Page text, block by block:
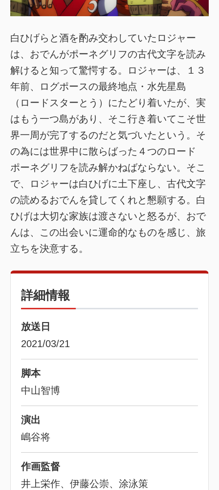
白ひげらと酒を酌み交わしていたロジャー
は、おでんがポーネグリフの古代文字を読み
解けると知って驚愕する。ロジャーは、１３
年前、ログポースの最終地点・水先星島
（ロードスターとう）にたどり着いたが、実
はもう一つ島があり、そこ行き着いてこそ世
界一周が完了するのだと気づいたという。そ
の為には世界中に散らばった４つのロード
ポーネグリフを読み解かねばならない。そこ
で、ロジャーは白ひげに土下座し、古代文字
の読めるおでんを貸してくれと懇願する。白
ひげは大切な家族は渡さないと怒るが、おで
んは、この出会いに運命的なものを感じ、旅
立ちを決意する。
詳細情報
放送日
2021/03/21
脚本
中山智博
演出
嶋谷将
作画監督
井上栄作、伊藤公崇、涂泳策